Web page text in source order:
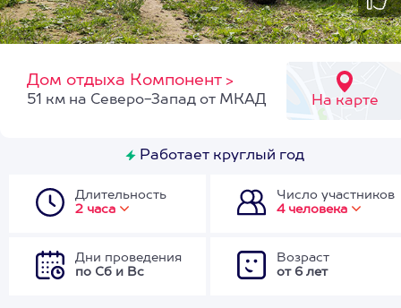
Дом отдыха Компонент >
На карте
51 км на Северо-Запад от МКАД
Работает круглый год
Длительность
2 часа
Число участников
4 человека
Дни проведения
по Сб и Вс
Возраст
от 6 лет